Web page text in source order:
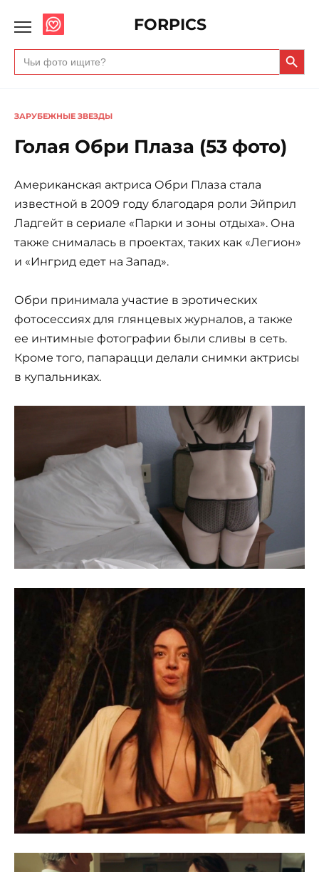
FORPICS
Search
for:
Search Button
ЗАРУБЕЖНЫЕ ЗВЕЗДЫ
Голая Обри Плаза (53 фото)
Американская актриса Обри Плаза стала
известной в 2009 году благодаря роли Эйприл
Ладгейт в сериале «Парки и зоны отдыха». Она
также снималась в проектах, таких как «Легион»
и «Ингрид едет на Запад».
Обри принимала участие в эротических
фотосессиях для глянцевых журналов, а также
ее интимные фотографии были сливы в сеть.
Кроме того, папарацци делали снимки актрисы
в купальниках.